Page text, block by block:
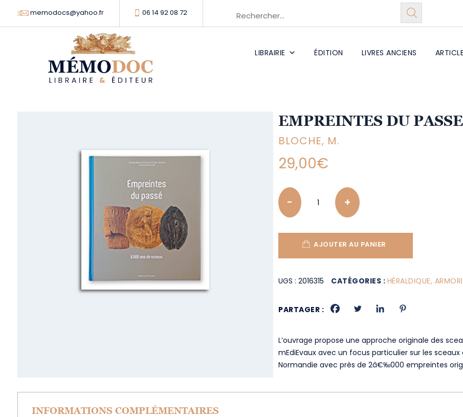
memodocs@yahoo.fr 06 14 92 08 72
LIBRAIRIE ÉDITION LIVRES ANCIENS
EMPREINTES DU
BLOCHE, M.
29,00€
Quantity
AJOUTER AU PANIER
UGS :2016315 CATÉGORIES : HÉRALDIQUE,
PARTAGER :
L’ouvrage propose une approche originale des
mEdiEvaux avec un focus particulier sur les
Normandie avec près de 2â€‰000 empreintes
INFORMATIONS COMPLÉMENTAIRES